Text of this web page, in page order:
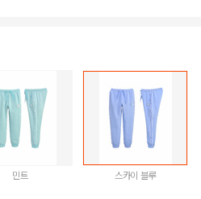
민트 스카이 블루